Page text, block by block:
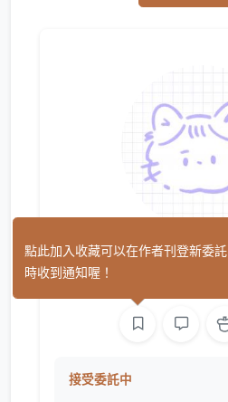
凜 Rin
接受委託中
點此加入收藏可以在作者刊登新委託
時收到通知喔！